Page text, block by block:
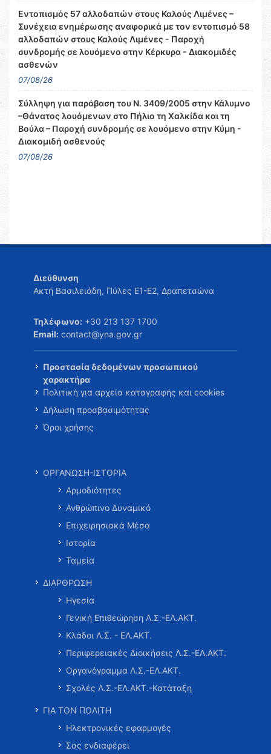
Εντοπισμός 57 αλλοδαπών στους Καλούς Λιμένες –
Συνέχεια ενημέρωσης αναφορικά με τον εντοπισμό 58
αλλοδαπών στους Καλούς Λιμένες - Παροχή
συνδρομής σε λουόμενο στην Κέρκυρα - Διακομιδές
ασθενών
07/08/26
Σύλληψη για παράβαση του Ν. 3409/2005 στην Κάλυμνο
–Θάνατος λουόμενων στο Πήλιο τη Χαλκίδα και τη
Βούλα – Παροχή συνδρομής σε λουόμενο στην Κύμη -
Διακομιδή ασθενούς
07/08/26
Διεύθυνση
Ακτή Βασιλειάδη, Πύλες Ε1-Ε2, Δραπετσώνα
Τηλέφωνο: +30 213 137 1700
Email: contact@yna.gov.gr
Προστασία δεδομένων προσωπικού
χαρακτήρα
Πολιτική για αρχεία καταγραφής και cookies
Δήλωση προσβασιμότητας
Όροι χρήσης
ΟΡΓΑΝΩΣΗ-ΙΣΤΟΡΙΑ
Αρμοδιότητες
Ανθρώπινο Δυναμικό
Επιχειρησιακά Μέσα
Ιστορία
Ταμεία
ΔΙΑΡΘΡΩΣΗ
Ηγεσία
Γενική Επιθεώρηση Λ.Σ.-ΕΛ.ΑΚΤ.
Κλάδοι Λ.Σ. - ΕΛ.ΑΚΤ.
Περιφερειακές Διοικήσεις Λ.Σ.-ΕΛ.ΑΚΤ.
Οργανόγραμμα Λ.Σ.-ΕΛ.ΑΚΤ.
Σχολές Λ.Σ.-ΕΛ.ΑΚΤ.-Κατάταξη
ΓΙΑ ΤΟΝ ΠΟΛΙΤΗ
Ηλεκτρονικές εφαρμογές
Σας ενδιαφέρει